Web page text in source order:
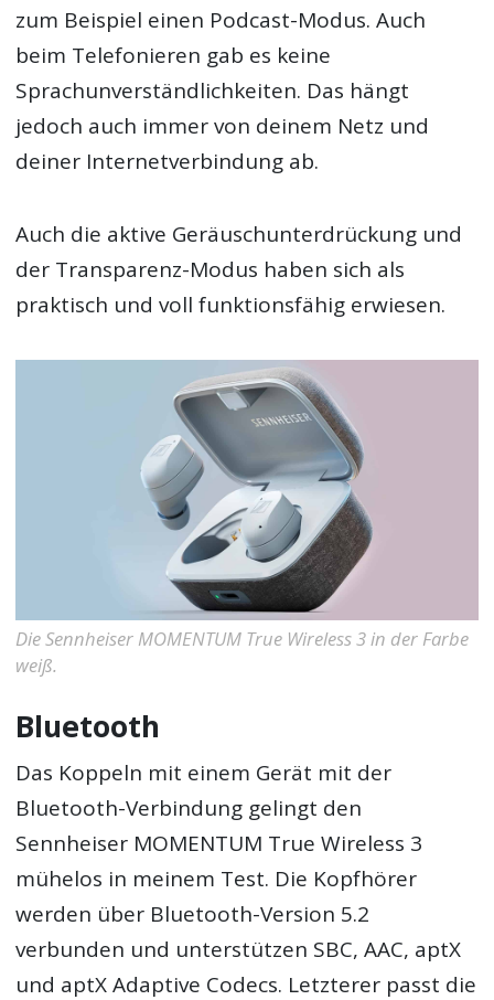
zum Beispiel einen Podcast-Modus. Auch
beim Telefonieren gab es keine
Sprachunverständlichkeiten. Das hängt
jedoch auch immer von deinem Netz und
deiner Internetverbindung ab.
Auch die aktive Geräuschunterdrückung und
der Transparenz-Modus haben sich als
praktisch und voll funktionsfähig erwiesen.
Die Sennheiser MOMENTUM True Wireless 3 in der Farbe
weiß.
Bluetooth
Das Koppeln mit einem Gerät mit der
Bluetooth-Verbindung gelingt den
Sennheiser MOMENTUM True Wireless 3
mühelos in meinem Test. Die Kopfhörer
werden über Bluetooth-Version 5.2
verbunden und unterstützen SBC, AAC, aptX
und aptX Adaptive Codecs. Letzterer passt die